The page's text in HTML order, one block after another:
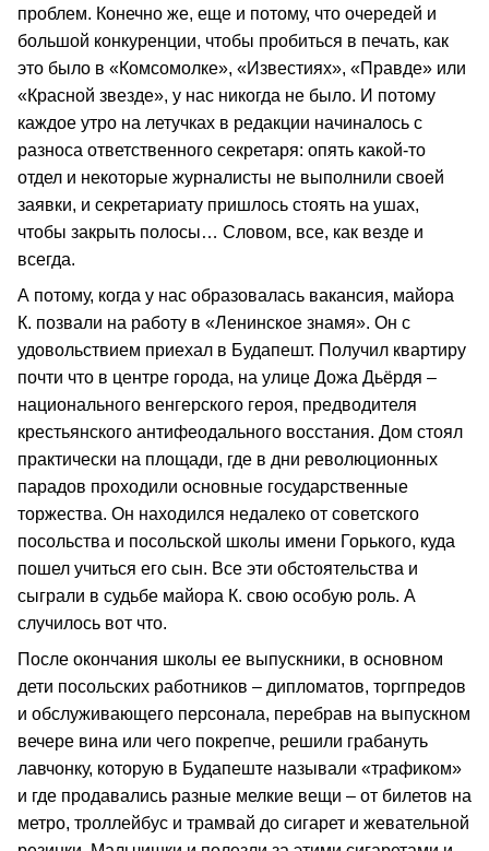
проблем. Конечно же, еще и потому, что очередей и
большой конкуренции, чтобы пробиться в печать, как
это было в «Комсомолке», «Известиях», «Правде» или
«Красной звезде», у нас никогда не было. И потому
каждое утро на летучках в редакции начиналось с
разноса ответственного секретаря: опять какой-то
отдел и некоторые журналисты не выполнили своей
заявки, и секретариату пришлось стоять на ушах,
чтобы закрыть полосы… Словом, все, как везде и
всегда.
А потому, когда у нас образовалась вакансия, майора
К. позвали на работу в «Ленинское знамя». Он с
удовольствием приехал в Будапешт. Получил квартиру
почти что в центре города, на улице Дожа Дьёрдя –
национального венгерского героя, предводителя
крестьянского антифеодального восстания. Дом стоял
практически на площади, где в дни революционных
парадов проходили основные государственные
торжества. Он находился недалеко от советского
посольства и посольской школы имени Горького, куда
пошел учиться его сын. Все эти обстоятельства и
сыграли в судьбе майора К. свою особую роль. А
случилось вот что.
После окончания школы ее выпускники, в основном
дети посольских работников – дипломатов, торгпредов
и обслуживающего персонала, перебрав на выпускном
вечере вина или чего покрепче, решили грабануть
лавчонку, которую в Будапеште называли «трафиком»
и где продавались разные мелкие вещи – от билетов на
метро, троллейбус и трамвай до сигарет и жевательной